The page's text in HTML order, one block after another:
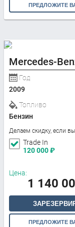
ПРЕДЛОЖИТЕ
Mercedes-
Год
2009
Топливо
Бензин
Делаем скидку, если
Trade In
120 000₽
Цена:
1 140
ПРЕДЛОЖИТЕ